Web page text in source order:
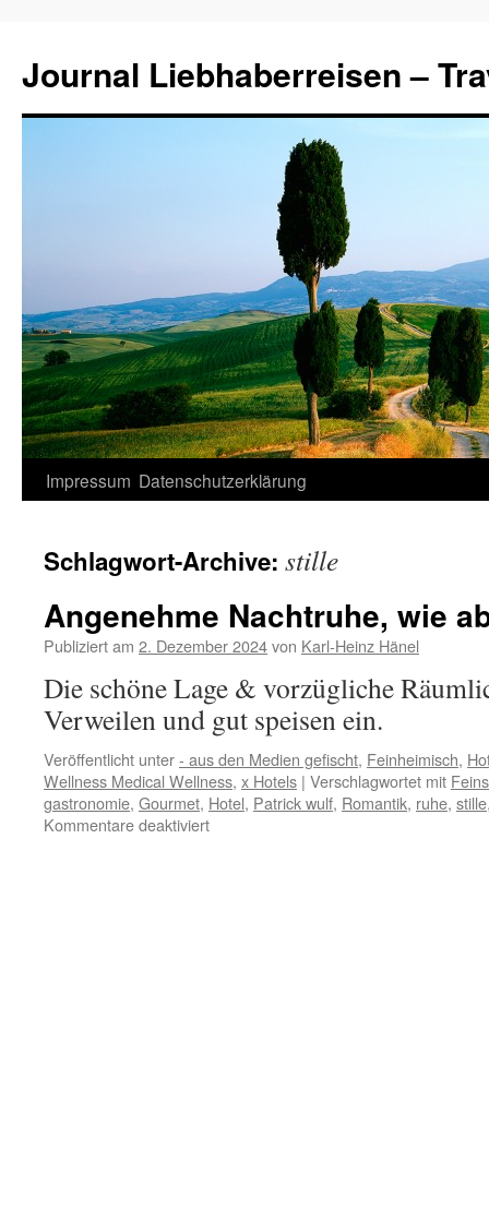
Journal Liebhaberreisen –
Zum
springen
Impressum Datenschutzerklärung
Schlagwort-Archive: stille
Angenehme Nachtruhe, wie
Publiziert am 2. Dezember 2024von Karl-Heinz Hänel
Die schöne Lage & vorzügliche
Verweilen und gut speisen ein.
Veröffentlicht unter- aus den Medien gefischt, Feinheimisch,
Wellness Medical Wellness, x Hotels | Verschlagwortet mit
gastronomie, Gourmet, Hotel, Patrick wulf, Romantik, ruhe, stille
Kommentare deaktiviertfür